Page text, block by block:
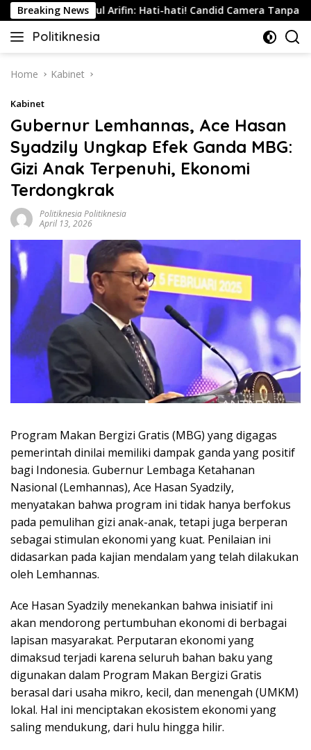
Skip
to
content
Breaking News
Nurul Arifin: Hati-hati! Candid Camera Tanpa
Politiknesia
Politiknesia.com
Home Kabinet
Kabinet
Gubernur Lemhannas, Ace Hasan
Syadzily Ungkap Efek Ganda MBG:
Gizi Anak Terpenuhi, Ekonomi
Terdongkrak
Politiknesia Politiknesia
April 13, 2026
Program Makan Bergizi Gratis (MBG) yang digagas
pemerintah dinilai memiliki dampak ganda yang positif
bagi Indonesia. Gubernur Lembaga Ketahanan
Nasional (Lemhannas), Ace Hasan Syadzily,
menyatakan bahwa program ini tidak hanya berfokus
pada pemulihan gizi anak-anak, tetapi juga berperan
sebagai stimulan ekonomi yang kuat. Penilaian ini
didasarkan pada kajian mendalam yang telah dilakukan
oleh Lemhannas.
Ace Hasan Syadzily menekankan bahwa inisiatif ini
akan mendorong pertumbuhan ekonomi di berbagai
lapisan masyarakat. Perputaran ekonomi yang
dimaksud terjadi karena seluruh bahan baku yang
digunakan dalam Program Makan Bergizi Gratis
berasal dari usaha mikro, kecil, dan menengah (UMKM)
lokal. Hal ini menciptakan ekosistem ekonomi yang
saling mendukung, dari hulu hingga hilir.